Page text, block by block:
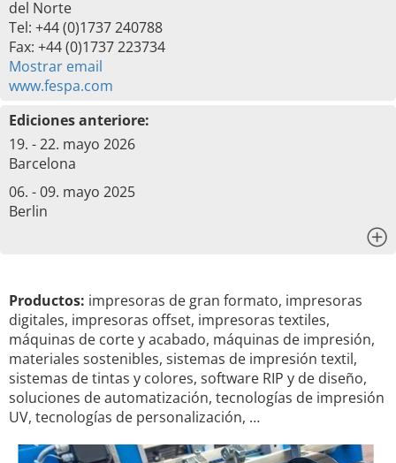
del Norte
Tel: +44 (0)1737 240788
Fax: +44 (0)1737 223734
Mostrar email
www.fespa.com
Ediciones anteriore:
19. - 22. mayo 2026
Barcelona
06. - 09. mayo 2025
Berlin
Productos: impresoras de gran formato, impresoras
digitales, impresoras offset, impresoras textiles,
máquinas de corte y acabado, máquinas de impresión,
materiales sostenibles, sistemas de impresión textil,
sistemas de tintas y colores, software RIP y de diseño,
soluciones de automatización, tecnologías de impresión
UV, tecnologías de personalización, …